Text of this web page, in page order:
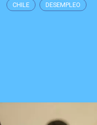
CHILE DESEMPLEO